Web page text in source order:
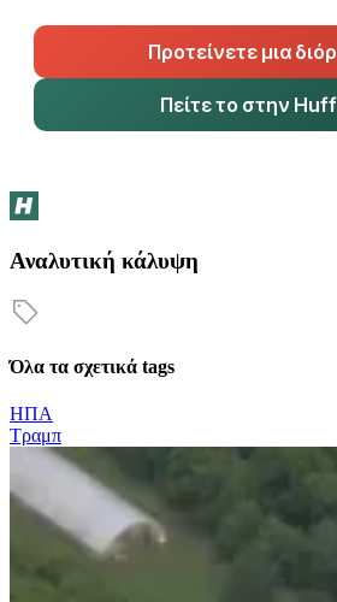
Προτείνετε μια
Πείτε το στην
Αναλυτική κάλυψη
Όλα τα σχετικά tags
ΗΠΑ
Τραμπ